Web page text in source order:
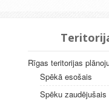
Rīgas teritorijas
Spēkā esošais
Spēku zaudējušais